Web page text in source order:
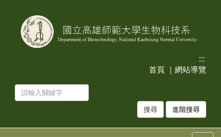
:::
首頁
網站導覽
進階搜尋